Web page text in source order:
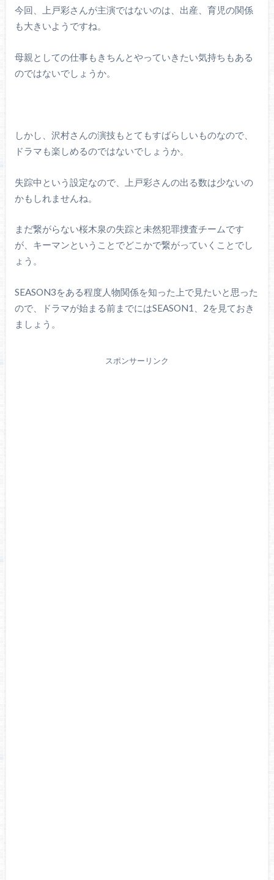
今回、上戸彩さんが主演ではないのは、出産、育児の関係
も大きいようですね。
母親としての仕事もきちんとやっていきたい気持ちもある
のではないでしょうか。
しかし、沢村さんの演技もとてもすばらしいものなので、
ドラマも楽しめるのではないでしょうか。
失踪中という設定なので、上戸彩さんの出る数は少ないの
かもしれませんね。
まだ繋がらない桜木泉の失踪と未然犯罪捜査チームです
が、キーマンということでどこかで繋がっていくことでし
ょう。
SEASON3をある程度人物関係を知った上で見たいと思った
ので、ドラマが始まる前までにはSEASON1、2を見ておき
ましょう。
スポンサーリンク